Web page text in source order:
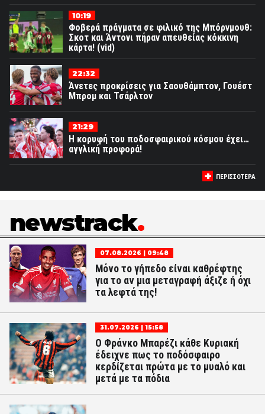
10:19
Φοβερά πράγματα σε φιλικό της Μπόρνμουθ:
Σκοτ και Άντονι πήραν απευθείας κόκκινη
κάρτα! (vid)
22:32
Άνετες προκρίσεις για Σαουθάμπτον, Γουέστ
Μπρομ και Τσάρλτον
21:29
Η κορυφή του ποδοσφαιρικού κόσμου έχει…
αγγλική προφορά!
ΠΕΡΙΣΣΟΤΕΡΑ
newstrack
07.08.2026 | 09:48
Μόνο το γήπεδο είναι καθρέφτης
για το αν μια μεταγραφή άξιζε ή όχι
τα λεφτά της!
31.07.2026 | 15:58
Ο Φράνκο Μπαρέζι κάθε Κυριακή
έδειχνε πως το ποδόσφαιρο
κερδίζεται πρώτα με το μυαλό και
μετά με τα πόδια